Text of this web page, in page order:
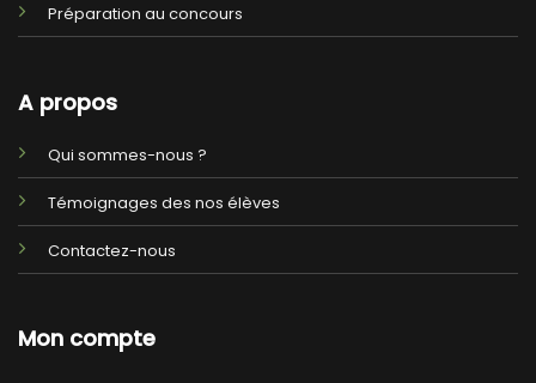
Préparation au concours
A propos
Qui sommes-nous ?
Témoignages des nos élèves
Contactez-nous
Mon compte